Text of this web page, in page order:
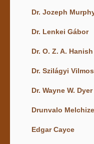
Dr. Jozeph
Dr. Lenkei Gábor
Dr. O. Z. A. Hanish
Dr. Szilágyi Vilmos
Dr. Wayne W. Dyer
Drunvalo
Edgar Cayce